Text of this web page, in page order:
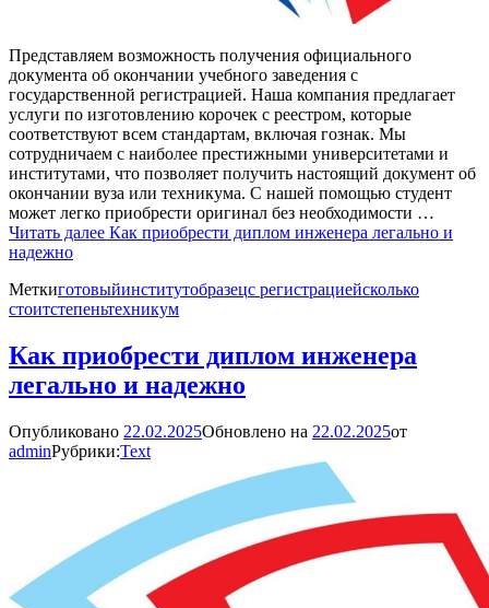
Представляем возможность получения официального
документа об окончании учебного заведения с
государственной регистрацией. Наша компания предлагает
услуги по изготовлению корочек с реестром, которые
соответствуют всем стандартам, включая гознак. Мы
сотрудничаем с наиболее престижными университетами и
институтами, что позволяет получить настоящий документ об
окончании вуза или техникума. С нашей помощью студент
может легко приобрести оригинал без необходимости …
Читать далее Как приобрести диплом инженера легально и
надежно
Меткиготовыйинститутобразецс регистрациейсколько
стоитстепеньтехникум
Как приобрести диплом инженера
легально и надежно
Опубликовано 22.02.2025Обновлено на 22.02.2025от
adminРубрики:Text